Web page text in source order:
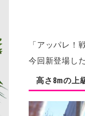
「アッパレ！
今回新登場し
高さ8mの上